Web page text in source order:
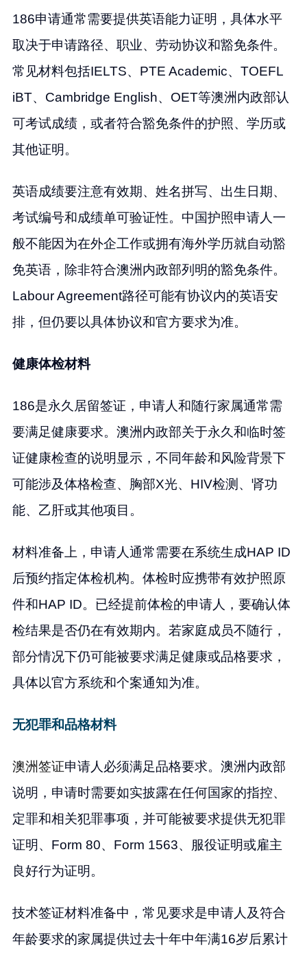
186申请通常需要提供英语能力证明，具体水平
取决于申请路径、职业、劳动协议和豁免条件。
常见材料包括IELTS、PTE Academic、TOEFL
iBT、Cambridge English、OET等澳洲内政部认
可考试成绩，或者符合豁免条件的护照、学历或
其他证明。
英语成绩要注意有效期、姓名拼写、出生日期、
考试编号和成绩单可验证性。中国护照申请人一
般不能因为在外企工作或拥有海外学历就自动豁
免英语，除非符合澳洲内政部列明的豁免条件。
Labour Agreement路径可能有协议内的英语安
排，但仍要以具体协议和官方要求为准。
健康体检材料
186是永久居留签证，申请人和随行家属通常需
要满足健康要求。澳洲内政部关于永久和临时签
证健康检查的说明显示，不同年龄和风险背景下
可能涉及体格检查、胸部X光、HIV检测、肾功
能、乙肝或其他项目。
材料准备上，申请人通常需要在系统生成HAP ID
后预约指定体检机构。体检时应携带有效护照原
件和HAP ID。已经提前体检的申请人，要确认体
检结果是否仍在有效期内。若家庭成员不随行，
部分情况下仍可能被要求满足健康或品格要求，
具体以官方系统和个案通知为准。
无犯罪和品格材料
澳洲签证申请人必须满足品格要求。澳洲内政部
说明，申请时需要如实披露在任何国家的指控、
定罪和相关犯罪事项，并可能被要求提供无犯罪
证明、Form 80、Form 1563、服役证明或雇主
良好行为证明。
技术签证材料准备中，常见要求是申请人及符合
年龄要求的家属提供过去十年中年满16岁后累计